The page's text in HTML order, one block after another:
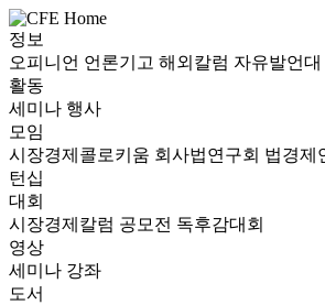
정보
오피니언 언론기고 해외칼럼 자유발언대
활동
세미나 행사
모임
시장경제콜로키움 회사법연구회 법경제
턴십
대회
시장경제칼럼 공모전 독후감대회
영상
세미나 강좌
도서